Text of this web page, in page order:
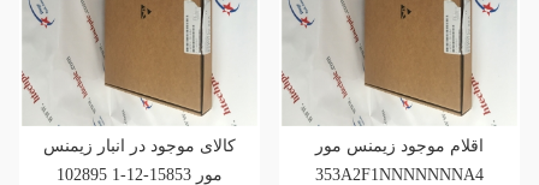
کالای موجود در انبار زیمنس
مور 15853-12-1 102895
اقلام موجود زیمنس مور
353A2F1NNNNNNNA4